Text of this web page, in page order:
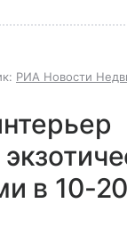
РИА Новости
в 10-